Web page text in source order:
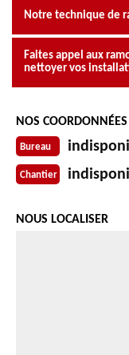
Notre technique de
Faites appel aux
nettoyer vos
NOS COORDONNÉES
Bureau
Chantier
NOUS LOCALISER